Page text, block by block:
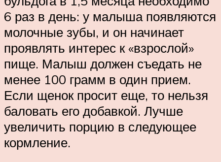
6 раз в день: у малыша появляются
молочные зубы, и он начинает
проявлять интерес к «взрослой»
пище. Малыш должен съедать не
менее 100 грамм в один прием.
Если щенок просит еще, то нельзя
баловать его добавкой. Лучше
увеличить порцию в следующее
кормление.